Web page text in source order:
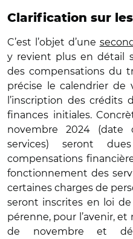
Clarification sur
C’est l’objet d’une
y revient plus en détail
des compensations du
précise le calendrier
l’inscription des crédits
finances initiales.
novembre 2024
services) seront
compensations
fonctionnement des
certaines charges de
seront inscrites en loi
pérenne, pour l’avenir,
de novembre et